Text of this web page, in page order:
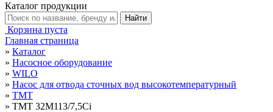
Каталог продукции
Корзина пуста
Главная страница
» Каталог
» Насосное оборудование
» WILO
» Насос для отвода сточных вод высокотемпературный
» TMT
» TMT 32M113/7,5Ci